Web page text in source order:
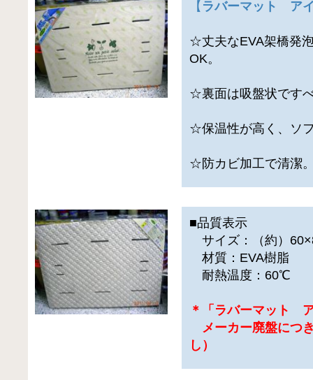
【 ラバーマット ア
☆丈夫なEVA架橋発
OK。
☆裏面は吸盤状です
☆保温性が高く、ソ
☆防カビ加工で清潔
■品質表示
サイズ：（約）
材質：EVA樹脂
耐熱温度：60℃
＊「ラバーマット
メーカー廃盤につ
し）